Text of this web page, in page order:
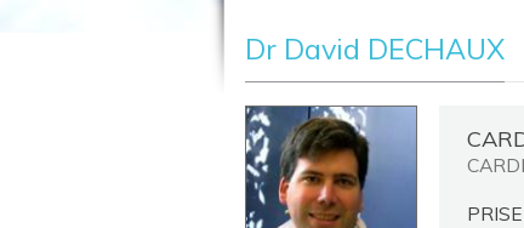
Dr David DECHAUX